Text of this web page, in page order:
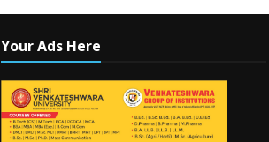
Your Ads Here